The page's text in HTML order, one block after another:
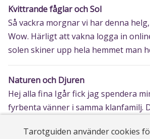
Kvittrande fåglar och Sol
Så vackra morgnar vi har denna
Wow. Härligt att vakna logga in
solen skiner upp hela hemmet man
Naturen och Djuren
Hej alla fina Igår fick jag spendera
fyrbenta vänner i samma klanfamilj.
Tarotguiden använder cookies